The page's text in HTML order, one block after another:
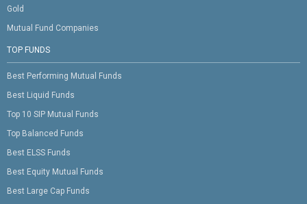
Gold
Mutual Fund Companies
TOP FUNDS
Best Performing Mutual Funds
Best Liquid Funds
Top 10 SIP Mutual Funds
Top Balanced Funds
Best ELSS Funds
Best Equity Mutual Funds
Best Large Cap Funds